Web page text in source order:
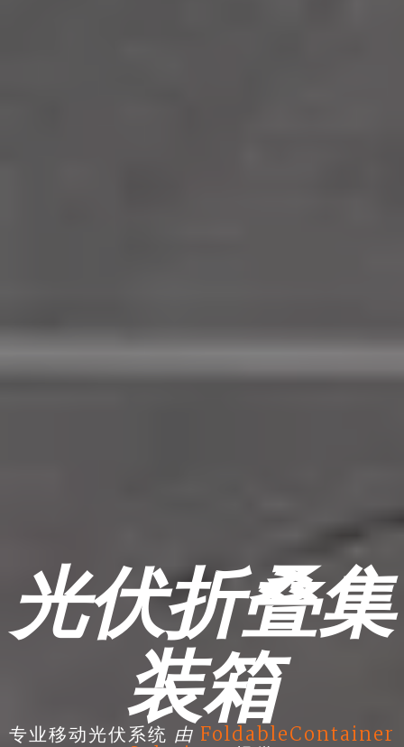
光伏折叠集
装箱
专业移动光伏系统 由 FoldableContainer